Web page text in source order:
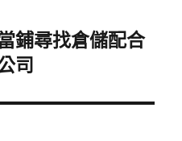
鋪尋找倉儲配合
司